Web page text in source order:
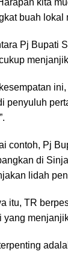
buah lokal
Pj Bupati
penyuluh
contoh, Pj
di
lidah
itu, TR
yang